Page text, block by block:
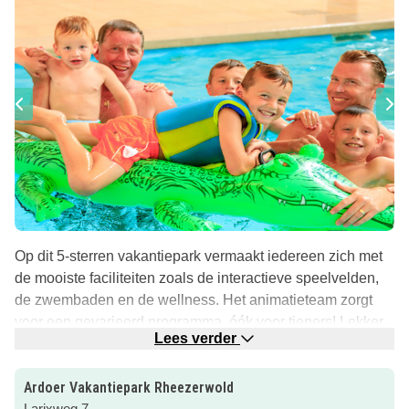
Op dit 5-sterren vakantiepark vermaakt iedereen zich met
de mooiste faciliteiten zoals de interactieve speelvelden,
de zwembaden en de wellness. Het animatieteam zorgt
voor een gevarieerd programma, óók voor tieners! Lekker
eten en drinken kan er op verschillende plekken; in de bar,
de brasserie en op het terras.
Kamperen of Bijzonder overnachten
Lees verder
Ardoer Vakantiepark Rheezerwold